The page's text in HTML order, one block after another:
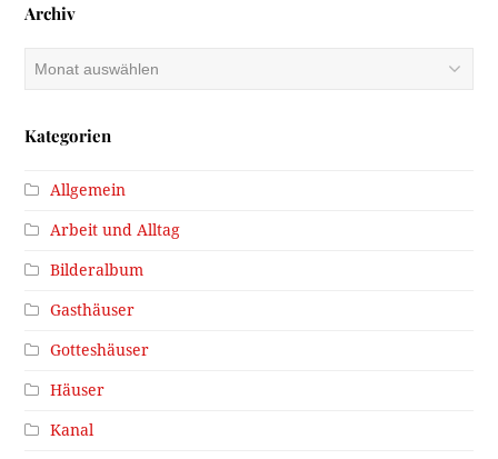
Archiv
Kategorien
Allgemein
Arbeit und Alltag
Bilderalbum
Gasthäuser
Gotteshäuser
Häuser
Kanal